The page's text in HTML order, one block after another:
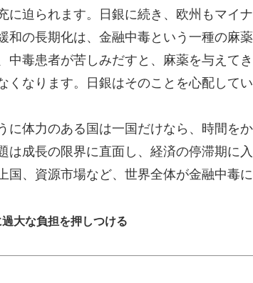
に迫られます。日銀に続き、欧州もマイ
和の長期化は、金融中毒という一種の麻
中毒患者が苦しみだすと、麻薬を与えて
くなります。日銀はそのことを心配してい
に体力のある国は一国だけなら、時間を
は成長の限界に直面し、経済の停滞期に
国、資源市場など、世界全体が金融中毒
大な負担を押しつける